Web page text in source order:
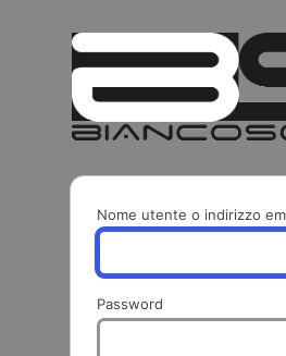
Nome utente o indirizzo
Password